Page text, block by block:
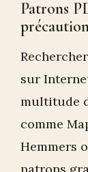
Patrons
sur
multitude
comme
Hemmers